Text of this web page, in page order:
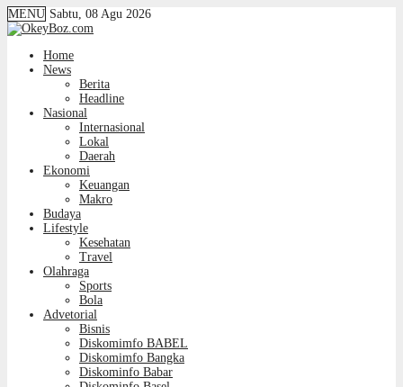
MENU Sabtu, 08 Agu 2026
Home
News
Berita
Headline
Nasional
Internasional
Lokal
Daerah
Ekonomi
Keuangan
Makro
Budaya
Lifestyle
Kesehatan
Travel
Olahraga
Sports
Bola
Advetorial
Bisnis
Diskomimfo BABEL
Diskomimfo Bangka
Diskominfo Babar